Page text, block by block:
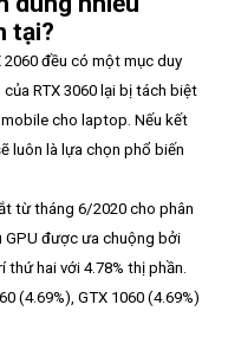
tại?
2060 đều có một mục duy
RTX 3060 lại bị tách biệt
cho laptop. Nếu kết
luôn là lựa chọn phổ biến
từ tháng 6/2020 cho phân
GPU được ưa chuộng bởi
hai với 4.78% thị phần.
(4.69%), GTX 1060 (4.69%)